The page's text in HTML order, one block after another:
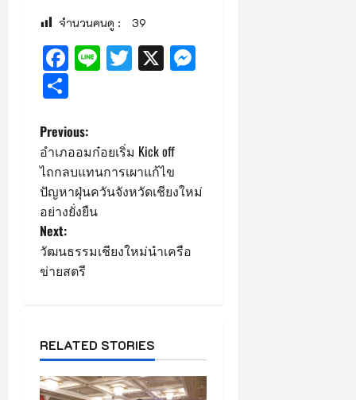
จำนวนคนดู : 39
Facebook
LineTwitter
X
P
o
s
t
n
v
i
Previous:
อำเภออมก๋อยเริ่ม Kick off
ไถกลบแทนการเผาแก้ไข
ปัญหาฝุ่นควันจังหวัดเชียงใหม่
อย่างยั่งยืน
Next:
วัฒนธรรมเชียงใหม่นำเครือ
ข่ายสตรี
RELATED STORIES